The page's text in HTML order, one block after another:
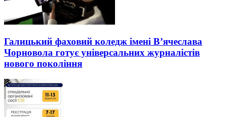
Галицький фаховий коледж імені В’ячеслава
Чорновола готує універсальних журналістів
нового покоління